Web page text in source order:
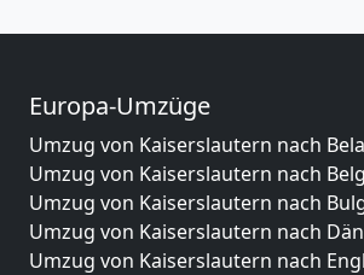
Europa-Umzüge
Umzug von Kaiserslautern nach
Umzug von Kaiserslautern nach
Umzug von Kaiserslautern nach
Umzug von Kaiserslautern nach
Umzug von Kaiserslautern nach